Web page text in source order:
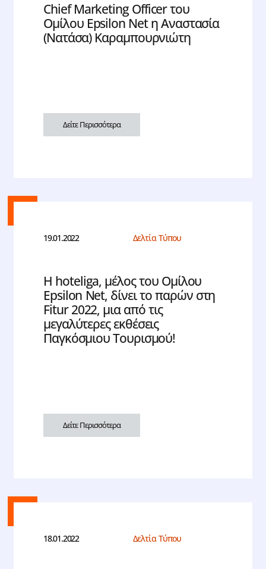
Chief Marketing Officer του
Ομίλου Epsilon Net η Αναστασία
(Νατάσα) Καραμπουρνιώτη
Δείτε Περισσότερα
19.01.2022 Δελτία Τύπου
Η hoteliga, μέλος του Ομίλου
Epsilon Net, δίνει το παρών στη
Fitur 2022, μια από τις
μεγαλύτερες εκθέσεις
Παγκόσμιου Τουρισμού!
Δείτε Περισσότερα
18.01.2022 Δελτία Τύπου